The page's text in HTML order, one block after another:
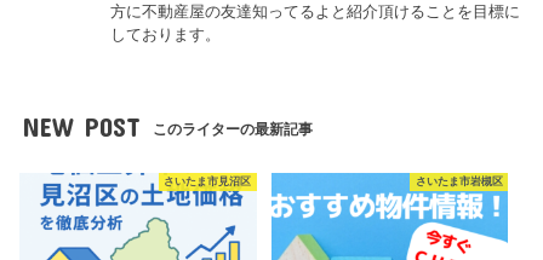
方に不動産屋の友達知ってるよと紹介頂けることを目標に
しております。
NEW POST このライターの最新記事
さいたま市見沼区 さいたま市岩槻区